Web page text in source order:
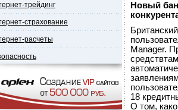
трейдинг
страхование
расчеты
Новый
Manager.
18
О том,